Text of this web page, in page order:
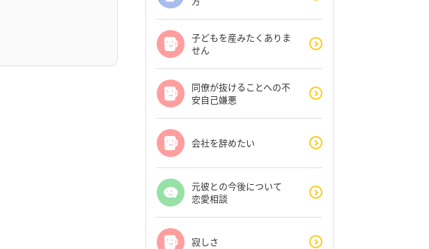
子どもを産みたくありま
せん
同僚が抜けることへの不
安自己嫌悪
会社を辞めたい
元彼との今後について
恋愛相談
寂しさ